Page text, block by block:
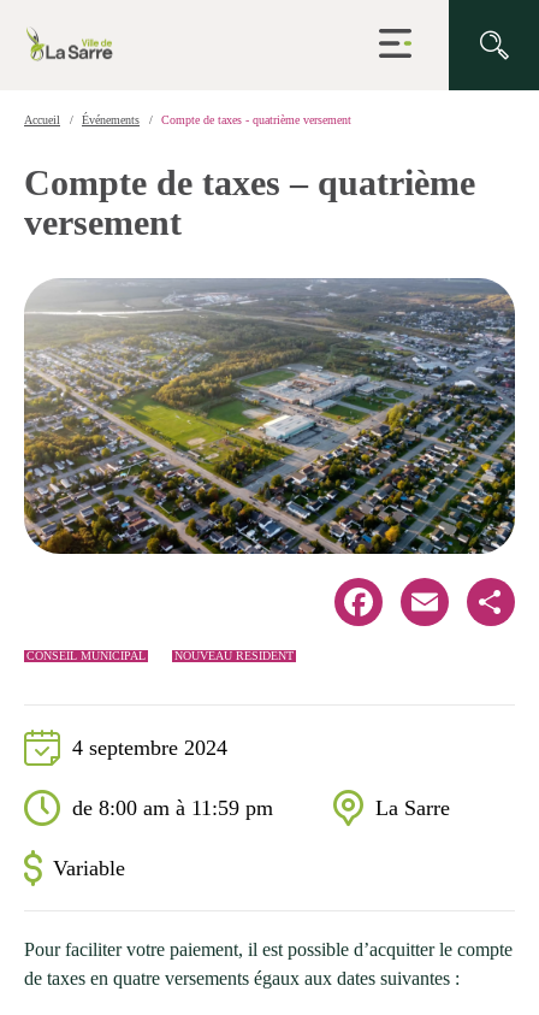
Ouvrir
la
Accueil Événements Compte de taxes - quatrième versement
Compte de taxes – quatrième
versement
CONSEIL MUNICIPAL NOUVEAU RÉSIDENT
Facebook Email Share
4 septembre 2024
de 8:00 am à 11:59 pm La Sarre
Variable
Pour faciliter votre paiement, il est possible d’acquitter le compte
de taxes en quatre versements égaux aux dates suivantes :